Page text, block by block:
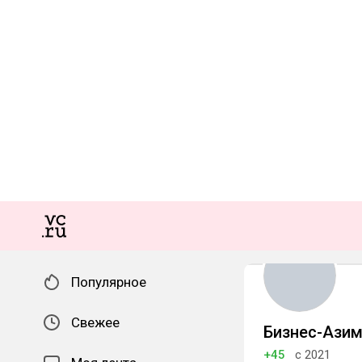
Популярное
Свежее Бизнес-
+45 с 2021